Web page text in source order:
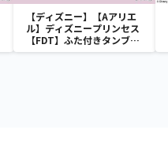
【ディズニー】【Aアリエ
ル】ディズニープリンセス
【FDT】ふた付きタンブラ
ー